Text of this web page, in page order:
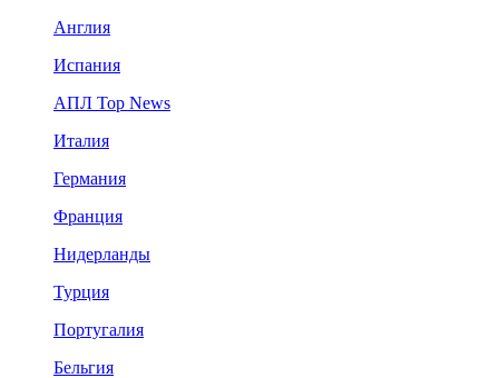
Англия
Испания
АПЛ Top News
Италия
Германия
Франция
Нидерланды
Турция
Португалия
Бельгия